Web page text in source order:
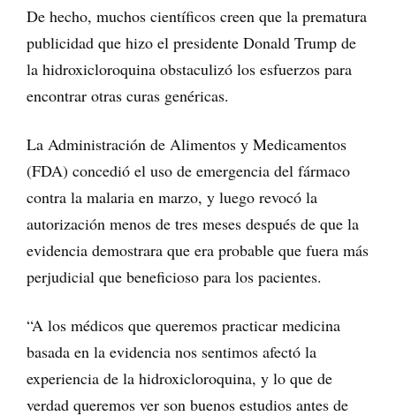
De hecho, muchos científicos creen que la prematura
publicidad que hizo el presidente Donald Trump de
la hidroxicloroquina obstaculizó los esfuerzos para
encontrar otras curas genéricas.
La Administración de Alimentos y Medicamentos
(FDA) concedió el uso de emergencia del fármaco
contra la malaria en marzo, y luego revocó la
autorización menos de tres meses después de que la
evidencia demostrara que era probable que fuera más
perjudicial que beneficioso para los pacientes.
“A los médicos que queremos practicar medicina
basada en la evidencia nos sentimos afectó la
experiencia de la hidroxicloroquina, y lo que de
verdad queremos ver son buenos estudios antes de